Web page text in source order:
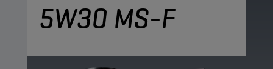
5W30 MS-F